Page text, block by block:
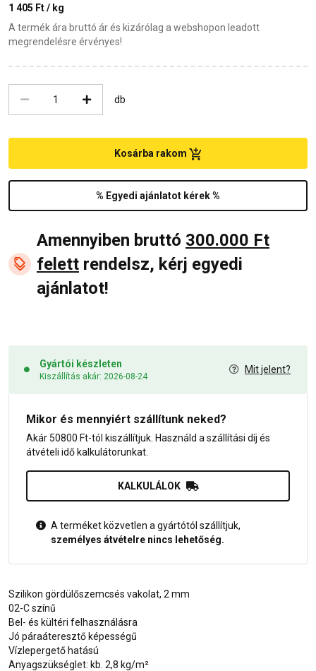
1 405 Ft / kg
A termék ára bruttó ár és kizárólag a webshopon leadott
megrendelésre érvényes!
db
% Egyedi ajánlatot kérek %
Kosárba rakom
Amennyiben bruttó 300.000 Ft
felett rendelsz, kérj egyedi
ajánlatot!
Gyártói készleten
Kiszállítás akár: 2026-08-24
Mit jelent?
Mikor és mennyiért szállítunk neked?
Akár 50800 Ft-tól kiszállítjuk. Használd a szállítási díj és
átvételi idő kalkulátorunkat.
KALKULÁLOK
A terméket közvetlen a gyártótól szállítjuk,
személyes átvételre nincs lehetőség.
Szilikon gördülőszemcsés vakolat, 2 mm
02-C színű
Bel- és kültéri felhasználásra
Jó páraáteresztő képességű
Vízlepergető hatású
Anyagszükséglet: kb. 2,8 kg/m²